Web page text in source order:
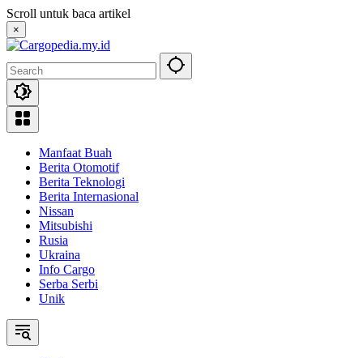
Skip
to
content
Scroll untuk baca artikel
×
Manfaat Buah
Berita Otomotif
Berita Teknologi
Berita Internasional
Nissan
Mitsubishi
Rusia
Ukraina
Info Cargo
Serba Serbi
Unik